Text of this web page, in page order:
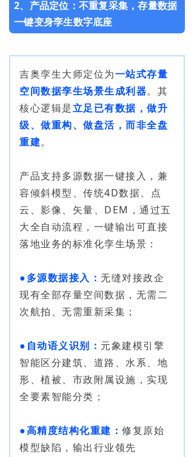
2、产品定位：不重复采集，存量数据
一键变身孪生数字底座
吉奥孪生大师定位为一站式存量
空间数据孪生场景生成利器。其
核心逻辑是立足已有数据，做升
级、做重构、做盘活，而非全盘
重建。
产品支持多源数据一键接入，兼
容倾斜模型、传统4D数据、点
云、影像、矢量、DEM，通过五
大全自动流程，一键输出可直接
落地业务的标准化孪生场景：
●多源数据接入： 无缝对接政企
现有全部存量空间数据，无需二
次航拍、无需重新采集；
●自动语义识别： 元象建模引擎
智能区分建筑、道路、水系、地
形、植被、市政附属设施，实现
全要素智能分类；
●高精度结构化重建： 修复原始
模型缺陷，输出行业领先